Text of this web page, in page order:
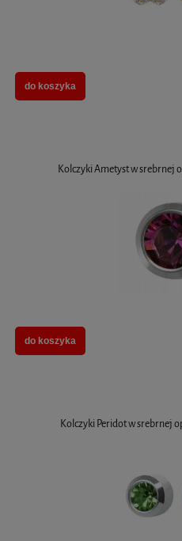
do koszyka
Kolczyki Ametyst w srebrnej
do koszyka
Kolczyki Peridot w srebrnej